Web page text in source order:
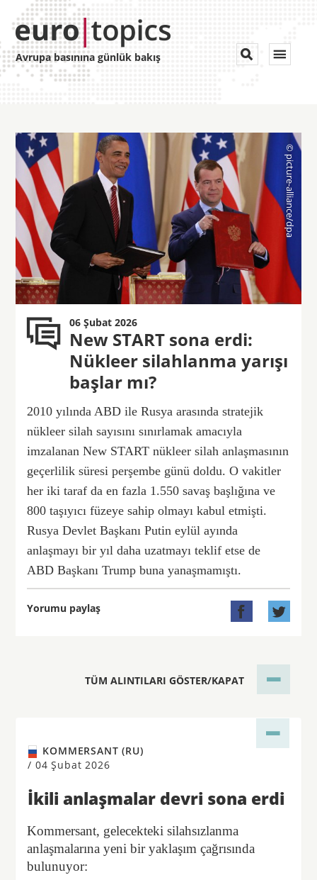
Avrupa basınına günlük bakış Toggle


06 Şubat 2026
New START sona erdi:
Nükleer silahlanma yarışı
başlar mı?
2010 yılında ABD ile Rusya arasında stratejik
nükleer silah sayısını sınırlamak amacıyla
imzalanan New START nükleer silah anlaşmasının
geçerlilik süresi perşembe günü doldu. O vakitler
her iki taraf da en fazla 1.550 savaş başlığına ve
800 taşıyıcı füzeye sahip olmayı kabul etmişti.
Rusya Devlet Başkanı Putin eylül ayında
anlaşmayı bir yıl daha uzatmayı teklif etse de
ABD Başkanı Trump buna yanaşmamıştı.
Yorumu paylaş  
TÜM ALINTILARI GÖSTER/KAPAT
KOMMERSANT (RU)
/ 04 Şubat 2026
İkili anlaşmalar devri sona erdi
Kommersant, gelecekteki silahsızlanma
anlaşmalarına yeni bir yaklaşım çağrısında
bulunuyor: